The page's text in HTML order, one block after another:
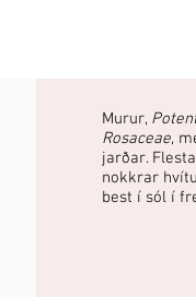
Murur,
Rosaceae,
jarðar.
nokkrar
best í sól í